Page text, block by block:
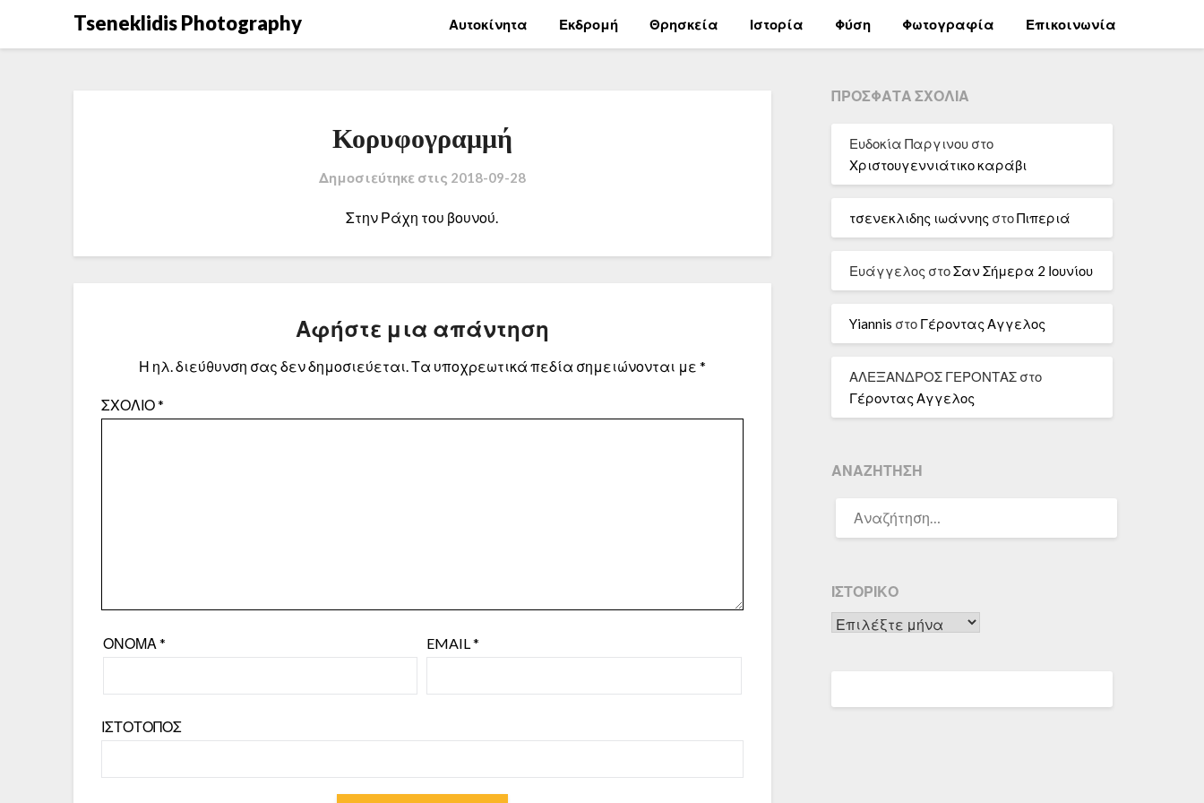
Tseneklidis Photography Αυτοκίνητα Εκδρομή Θρησκεία Ιστορία Φύση Φωτογραφία Επικοινωνία
Κορυφογραμμή
Δημοσιεύτηκε στις 2018-09-28
Στην Ράχη του βουνού.
Αφήστε μια απάντηση
Η ηλ. διεύθυνση σας δεν δημοσιεύεται.Τα υποχρεωτικά πεδία σημειώνονται με *
ΣΧΌΛΙΟ*
ΌΝΟΜΑ* EMAIL*
ΙΣΤΌΤΟΠΟΣ
ΠΡΌΣΦΑΤΑ ΣΧΌΛΙΑ
Ευδοκία Παργινουστο
Χριστουγεννιάτικο καράβι
τσενεκλιδης ιωάννης στοΠιπεριά
Ευάγγελος στοΣαν Σήμερα 2 Ιουνίου
Yiannis στο Γέροντας Αγγελος
ΑΛΕΞΑΝΔΡΟΣ ΓΕΡΟΝΤΑΣστο
Γέροντας Αγγελος
ΑΝΑΖΉΤΗΣΗ
ΓΙΑ:
ΙΣΤΟΡΙΚΌ
Ιστορικό